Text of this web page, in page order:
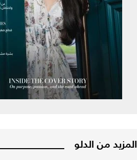
المزيد من الدلو